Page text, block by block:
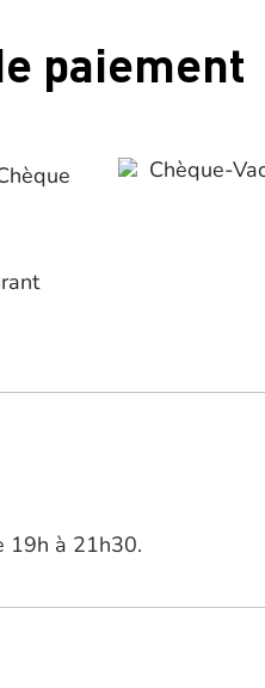
paiement
Chèque-
19h à 21h30.